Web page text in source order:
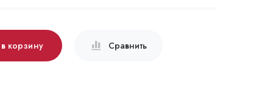
корзину Сравнить